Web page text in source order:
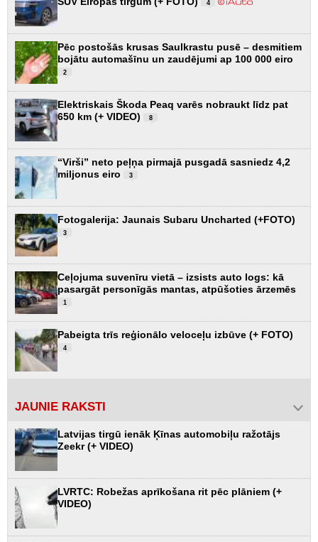
4
Pēc postošās krusas Saulkrastu pusē – desmitiem
bojātu automašīnu un zaudējumi ap 100 000 eiro
2
Elektriskais Škoda Peaq varēs nobraukt līdz pat
650 km (+ VIDEO)
8
“Virši” neto peļņa pirmajā pusgadā sasniedz 4,2
miljonus eiro
3
Fotogalerija: Jaunais Subaru Uncharted (+FOTO)
3
Ceļojuma suvenīru vietā – izsists auto logs: kā
pasargāt personīgās mantas, atpūšoties ārzemēs
1
Pabeigta trīs reģionālo veloceļu izbūve (+ FOTO)
4
JAUNIE RAKSTI
Latvijas tirgū ienāk Ķīnas automobiļu ražotājs
Zeekr (+ VIDEO)
LVRTC: Robežas aprīkošana rit pēc plāniem (+
VIDEO)